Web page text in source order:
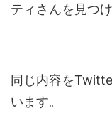
ティさんを見つ
同じ内容を
います。